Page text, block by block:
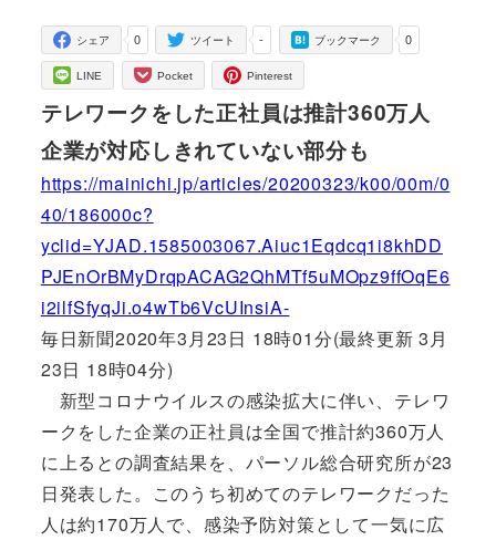
0
シェア -
ツイート 0
ブックマーク
LINE Pocket Pinterest
テレワークをした正社員は推計360万人
企業が対応しきれていない部分も
https://mainichi.jp/articles/20200323/k00/00m/0
40/186000c?
yclid=YJAD.1585003067.Aiuc1Eqdcq1i8khDD
PJEnOrBMyDrqpACAG2QhMTf5uMOpz9ffOqE6
i2ilfSfyqJi.o4wTb6VcUInsiA-
毎日新聞2020年3月23日 18時01分(最終更新 3月
23日 18時04分)
新型コロナウイルスの感染拡大に伴い、テレワ
ークをした企業の正社員は全国で推計約360万人
に上るとの調査結果を、パーソル総合研究所が23
日発表した。このうち初めてのテレワークだった
人は約170万人で、感染予防対策として一気に広